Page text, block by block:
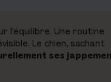
l'équilibre. Une routine
Le chien, sachant
ses